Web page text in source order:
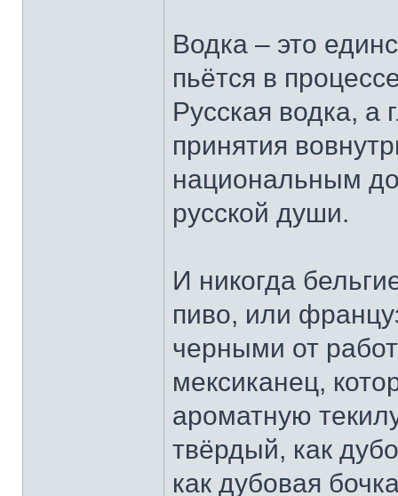
Водка – это
пьётся в
Русская водка, а
принятия
национальным
русской души.
И никогда
пиво, или
черными от
мексиканец,
ароматную
твёрдый, как
как дубовая